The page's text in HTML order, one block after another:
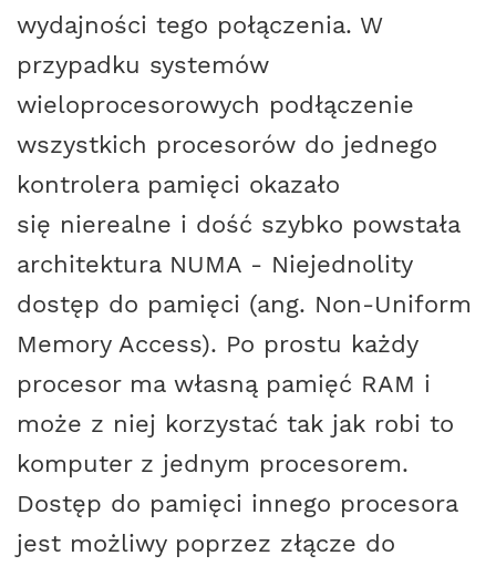
wydajności tego połączenia. W
przypadku systemów
wieloprocesorowych podłączenie
wszystkich procesorów do jednego
kontrolera pamięci okazało
się nierealne i dość szybko powstała
architektura NUMA - Niejednolity
dostęp do pamięci (ang. Non-Uniform
Memory Access). Po prostu każdy
procesor ma własną pamięć RAM i
może z niej korzystać tak jak robi to
komputer z jednym procesorem.
Dostęp do pamięci innego procesora
jest możliwy poprzez złącze do